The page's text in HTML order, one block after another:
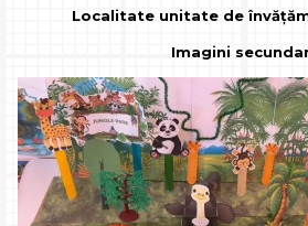
Localitate unitate de
Imagini